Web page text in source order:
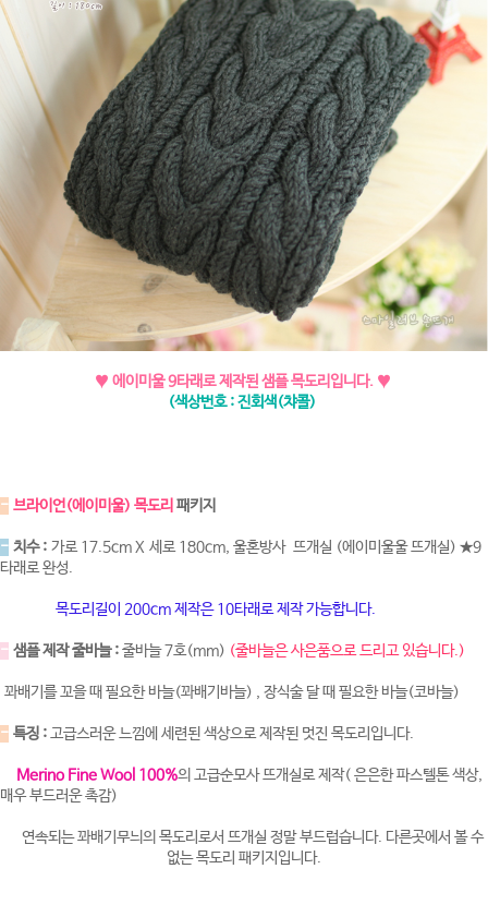
♥ 에이미울 9타래로 제작된 샘플 목도리입니다. ♥
(색상번호 : 진회색(챠콜)
- 브라이언(에이미울) 목도리 패키지
- 치수 : 가로 17.5cm X 세로 180cm, 울혼방사 뜨개실 (에이미울울 뜨개실) ★9
타래로 완성.
목도리길이 200cm 제작은 10타래로 제작 가능합니다.
- 샘플 제작 줄바늘 :줄바늘 7호(mm) (줄바늘은 사은품으로 드리고 있습니다.)
꽈배기를 꼬을 때 필요한 바늘(꽈배기바늘) , 장식술 달 때 필요한 바늘(코바늘)
- 특징 :고급스러운 느낌에 세련된 색상으로 제작된 멋진 목도리입니다.
Merino Fine Wool 100%의 고급순모사 뜨개실로 제작( 은은한 파스텔톤 색상,
매우 부드러운 촉감)
연속되는 꽈배기무늬의 목도리로서 뜨개실 정말 부드럽습니다. 다른곳에서 볼 수
없는 목도리 패키지입니다.